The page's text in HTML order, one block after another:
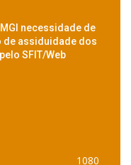
necessidade de
assiduidade dos
SFIT/Web
1080